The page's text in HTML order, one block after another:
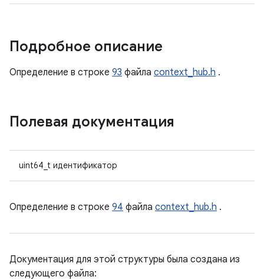
Подробное описание
Определение в строке 93 файла context_hub.h .
Полевая документация
uint64_t идентификатор
Определение в строке 94 файла context_hub.h .
Документация для этой структуры была создана из
следующего файла: